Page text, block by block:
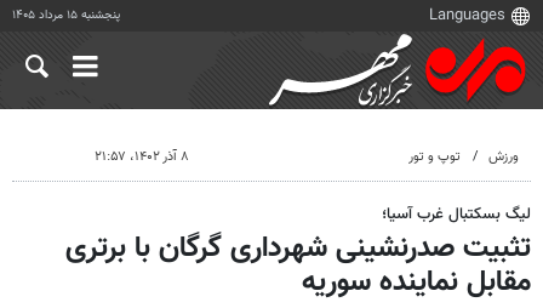
پنجشنبه ۱۵ مرداد ۱۴۰۵
ورزش توپ و تور ۸ آذر ۱۴۰۲، ۲۱:۵۷
لیگ بسکتبال غرب آسیا؛
تثبیت صدرنشینی شهرداری گرگان با برتری
مقابل نماینده سوریه